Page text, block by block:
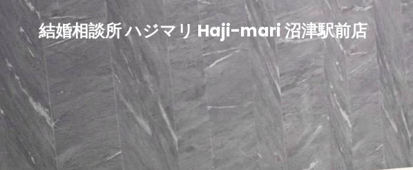
結婚相談所 ハジマリ Haji-mari 沼津駅前店